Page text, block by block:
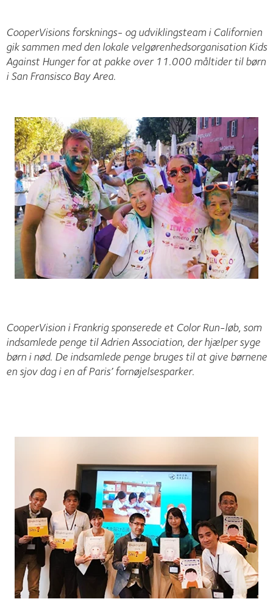
CooperVisions forsknings- og udviklingsteam i Californien
gik sammen med den lokale velgørenhedsorganisation Kids
Against Hunger for at pakke over 11.000 måltider til børn
i San Fransisco Bay Area.
CooperVision i Frankrig sponserede et Color Run-løb, som
indsamlede penge til Adrien Association, der hjælper syge
børn i nød. De indsamlede penge bruges til at give børnene
en sjov dag i en af Paris’ fornøjelsesparker.